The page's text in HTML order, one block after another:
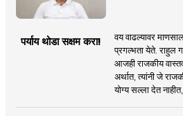
पर्याय थोडा सक्षम करा!
वय वाढल्यावर
प्रगल्भता येते. राहुल
आजही राजकीय
अर्थात, त्यांनी जे
योग्य सल्ला देत नाहीत,